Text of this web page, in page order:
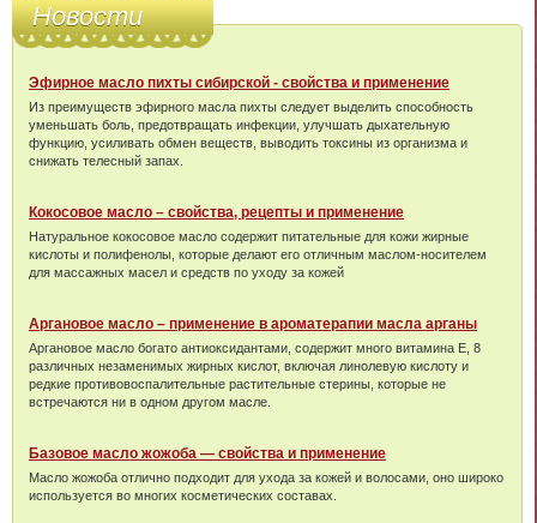
Новости
Эфирное масло пихты сибирской - свойства и применение
Из преимуществ эфирного масла пихты следует выделить способность
уменьшать боль, предотвращать инфекции, улучшать дыхательную
функцию, усиливать обмен веществ, выводить токсины из организма и
снижать телесный запах.
Кокосовое масло – свойства, рецепты и применение
Натуральное кокосовое масло содержит питательные для кожи жирные
кислоты и полифенолы, которые делают его отличным маслом-носителем
для массажных масел и средств по уходу за кожей
Аргановое масло – применение в ароматерапии масла арганы
Аргановое масло богато антиоксидантами, содержит много витамина Е, 8
различных незаменимых жирных кислот, включая линолевую кислоту и
редкие противовоспалительные растительные стерины, которые не
встречаются ни в одном другом масле.
Базовое масло жожоба — свойства и применение
Масло жожоба отлично подходит для ухода за кожей и волосами, оно широко
используется во многих косметических составах.